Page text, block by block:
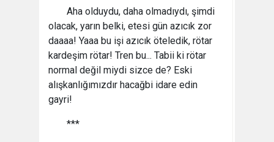
Aha olduydu, daha olmadıydı, şimdi
olacak, yarın belki, etesi gün azıcık zor
daaaa! Yaaa bu işi azıcık öteledik, rötar
kardeşim rötar! Tren bu... Tabii ki rötar
normal değil miydi sizce de? Eski
alışkanlığımızdır hacağbi idare edin
gayri!
***